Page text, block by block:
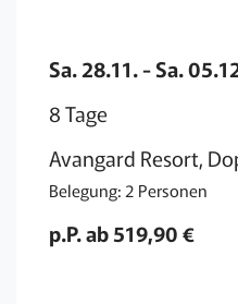
Sa. 28.11. - Sa.
8 Tage
Avangard Resort,
Belegung: 2 Personen
p.P. ab 519,90 €